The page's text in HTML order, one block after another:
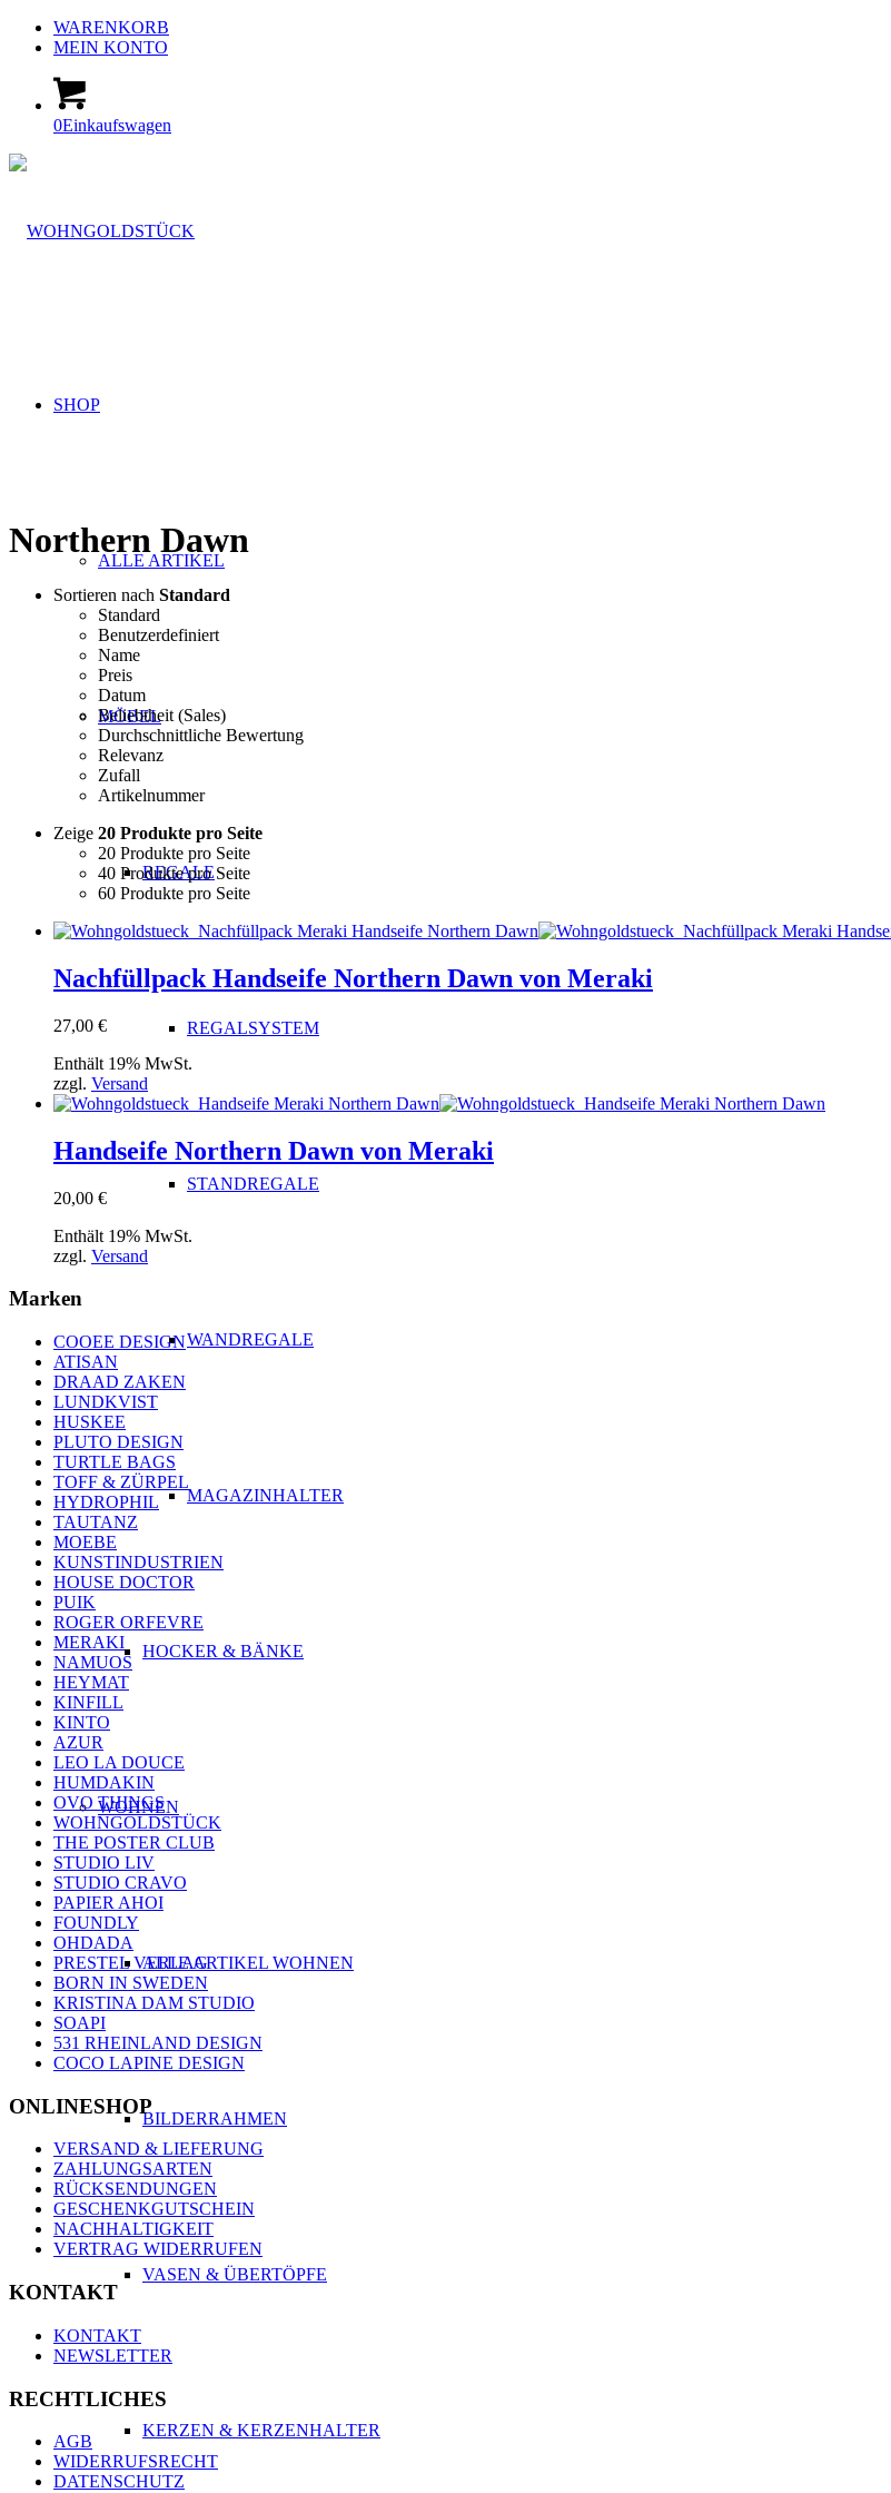
WARENKORB
MEIN KONTO
0Einkaufswagen
SHOP
ALLE ARTIKEL
MÖBEL
REGALE
REGALSYSTEM
STANDREGALE
WANDREGALE
MAGAZINHALTER
HOCKER & BÄNKE
WOHNEN
ALLE ARTIKEL WOHNEN
BILDERRAHMEN
VASEN & ÜBERTÖPFE
KERZEN & KERZENHALTER
Northern Dawn
Sortieren nach Standard
Standard
Benutzerdefiniert
Name
Preis
Datum
Beliebtheit (Sales)
Durchschnittliche Bewertung
Relevanz
Zufall
Artikelnummer
Zeige 20 Produkte pro Seite
20 Produkte pro Seite
40 Produkte pro Seite
60 Produkte pro Seite
Nachfüllpack Handseife Northern Dawn von Meraki
27,00 €
Enthält 19% MwSt.
zzgl. Versand
Handseife Northern Dawn von Meraki
20,00 €
Enthält 19% MwSt.
zzgl. Versand
Marken
COOEE DESIGN
ATISAN
DRAAD ZAKEN
LUNDKVIST
HUSKEE
PLUTO DESIGN
TURTLE BAGS
TOFF & ZÜRPEL
HYDROPHIL
TAUTANZ
MOEBE
KUNSTINDUSTRIEN
HOUSE DOCTOR
PUIK
ROGER ORFEVRE
MERAKI
NAMUOS
HEYMAT
KINFILL
KINTO
AZUR
LEO LA DOUCE
HUMDAKIN
OVO THINGS
WOHNGOLDSTÜCK
THE POSTER CLUB
STUDIO LIV
STUDIO CRAVO
PAPIER AHOI
FOUNDLY
OHDADA
PRESTEL VERLAG
BORN IN SWEDEN
KRISTINA DAM STUDIO
SOAPI
531 RHEINLAND DESIGN
COCO LAPINE DESIGN
ONLINESHOP
VERSAND & LIEFERUNG
ZAHLUNGSARTEN
RÜCKSENDUNGEN
GESCHENKGUTSCHEIN
NACHHALTIGKEIT
VERTRAG WIDERRUFEN
KONTAKT
KONTAKT
NEWSLETTER
RECHTLICHES
AGB
WIDERRUFSRECHT
DATENSCHUTZ